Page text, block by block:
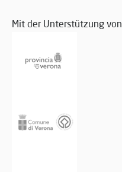
Mit der Unterstützung von